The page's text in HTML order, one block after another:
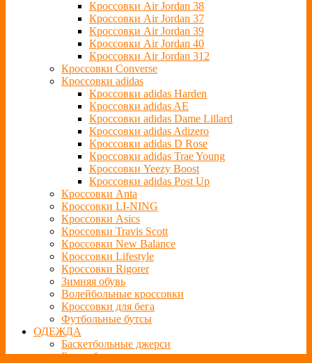
Кроссовки Air Jordan 38
Кроссовки Air Jordan 37
Кроссовки Air Jordan 39
Кроссовки Air Jordan 40
Кроссовки Air Jordan 312
Кроссовки Converse
Кроссовки adidas
Кроссовки adidas Harden
Кроссовки adidas AE
Кроссовки adidas Dame Lillard
Кроссовки adidas Adizero
Кроссовки adidas D Rose
Кроссовки adidas Trae Young
Кроссовки Yeezy Boost
Кроссовки adidas Post Up
Кроссовки Anta
Кроссовки LI-NING
Кроссовки Asics
Кроссовки Travis Scott
Кроссовки New Balance
Кроссовки Lifestyle
Кроссовки Rigorer
Зимняя обувь
Волейбольные кроссовки
Кроссовки для бега
Футбольные бутсы
ОДЕЖДА
Баскетбольные джерси
Баскетбольные шорты